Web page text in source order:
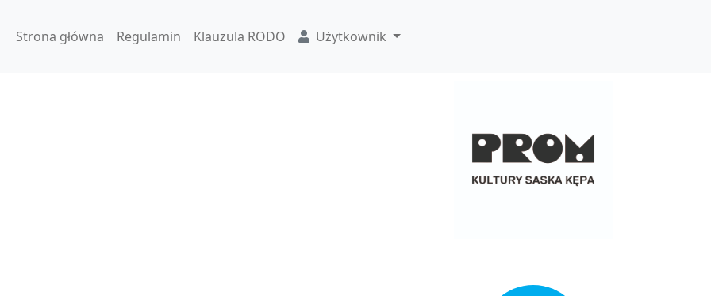
Strona główna Regulamin Klauzula RODO Użytkownik